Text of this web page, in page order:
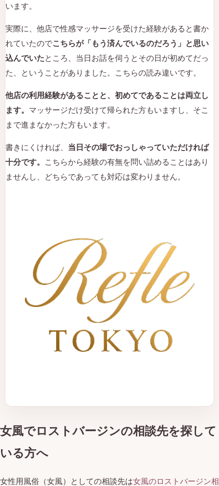
います。
実際に、他店で性感マッサージを受けた経験があると書か
れていたのでこちらが「もう済んでいるのだろう」と思い
込んでいたところ、当日お話を伺うとその日が初めてだっ
た、ということがありました。こちらの読み違いです。
他店の利用経験があることと、初めてであることは両立し
ます。 マッサージだけ受けて帰られた方もいますし、そこ
まで進まなかった方もいます。
書きにくければ、 当日その場でおっしゃっていただければ
十分です。
こちらから経験の有無を問い詰めることはあり
ませんし、どちらであっても対応は変わりません。
女風でロストバージンの相談先を探して
いる方へ
女性用風俗（女風）としての相談先は女風のロストバージン相